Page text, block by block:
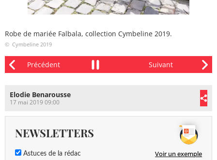
Robe de mariée Falbala, collection Cymbeline 2019.
© Cymbeline 2019
Elodie Benarousse
17 mai 2019 09:00
NEWSLETTERS
Astuces de la rédac Voir un exemple